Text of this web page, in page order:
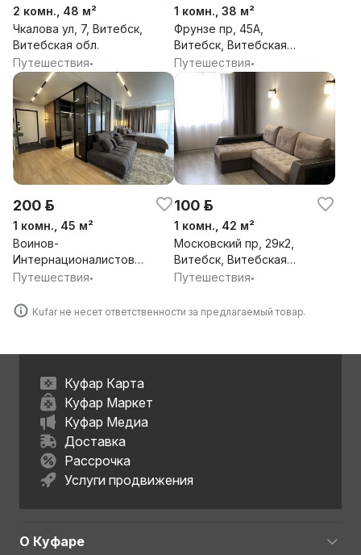
2 комн., 48 м²
Чкалова ул, 7, Витебск,
Витебская обл.
Путешествия•
1 комн., 38 м²
Фрунзе пр, 45А,
Витебск, Витебская
обл.
Путешествия•
200 р.
1 комн., 45 м²
Воинов-
Интернационалистов
ул, 4, Витебск,
Путешествия•
100 р.
1 комн., 42 м²
Московский пр, 29к2,
Витебск, Витебская
обл.
Путешествия•
Kufar не несет ответственности за предлагаемый товар.
Куфар Карта
Куфар Маркет
Куфар Медиа
Доставка
Рассрочка
Услуги продвижения
О Куфаре